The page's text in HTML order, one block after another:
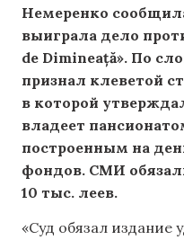
Немеренко
выиграла дело
de Dimineață». По
признал клеветой
в которой
владеет
построенным на
фондов. СМИ
10 тыс. леев.
«Суд обязал издание